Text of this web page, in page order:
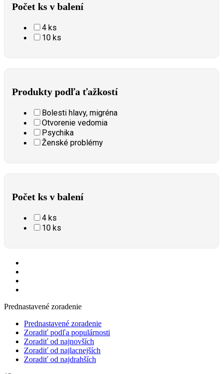
Počet ks v balení
4 ks
10 ks
Produkty podľa ťažkostí
Bolesti hlavy, migréna
Otvorenie vedomia
Psychika
Ženské problémy
Počet ks v balení
4 ks
10 ks
Prednastavené zoradenie
Prednastavené zoradenie
Zoradiť podľa populárnosti
Zoradiť od najnovších
Zoradiť od najlacnejších
Zoradiť od najdrahších